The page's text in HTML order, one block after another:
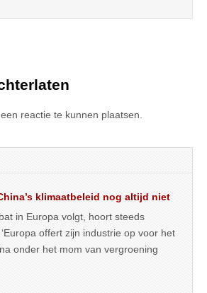
reactie te kunnen plaatsen.
klimaatbeleid nog altijd niet
in Europa volgt, hoort steeds
offert zijn industrie op voor het
onder het mom van vergroening